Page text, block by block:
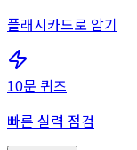
플래시카드로 암기
10문 퀴즈
빠른 실력 점검